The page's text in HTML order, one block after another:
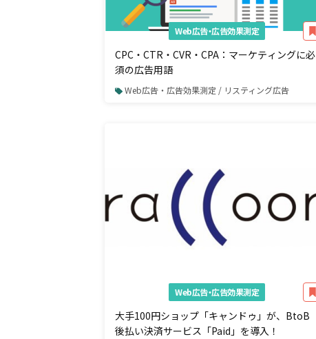
Web広告・広告効果測定
CPC・CTR・CVR・CPA：マーケティングに必
須の広告用語
Web広告・広告効果測定 / リスティング広告
Web広告・広告効果測定
大手100円ショップ「キャンドゥ」が、BtoB
後払い決済サービス「Paid」を導入！